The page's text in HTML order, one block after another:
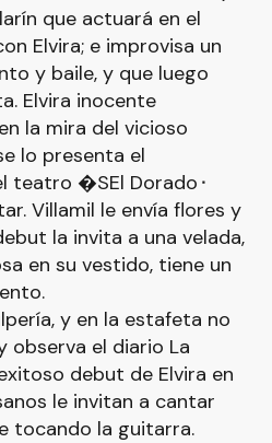
que actuará en el
Elvira; e improvisa un
y baile, y que luego
Elvira inocente
la mira del vicioso
lo presenta el
teatro �SEl Dorado⬝
Villamil le envía flores y
la invita a una velada,
en su vestido, tiene un
y en la estafeta no
observa el diario La
debut de Elvira en
le invitan a cantar
tocando la guitarra.